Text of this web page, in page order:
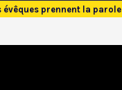
évêques prennent la parole